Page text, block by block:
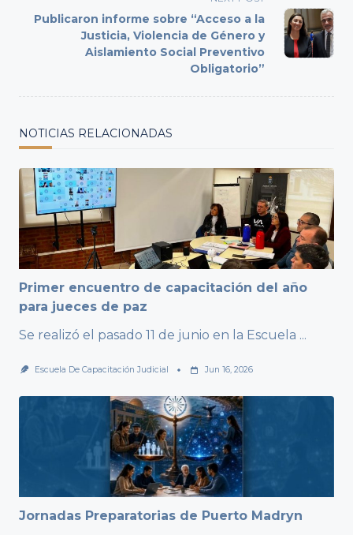
reader-
text">Page</span>
Publicaron informe sobre “Acceso a la
Justicia, Violencia de Género y
Aislamiento Social Preventivo
Obligatorio”
NOTICIAS RELACIONADAS
Primer encuentro de capacitación del año
para jueces de paz
Se realizó el pasado 11 de junio en la Escuela ...
Escuela De Capacitación Judicial Jun 16, 2026
Jornadas Preparatorias de Puerto Madryn